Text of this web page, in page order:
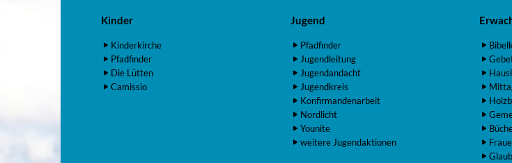
Kinder
Kinderkirche
Pfadfinder
Die Lütten
Camissio
Jugend
Pfadfinder
Jugendleitung
Jugendandacht
Jugendkreis
Konfirmandenarbeit
Nordlicht
Younite
weitere Jugendaktionen